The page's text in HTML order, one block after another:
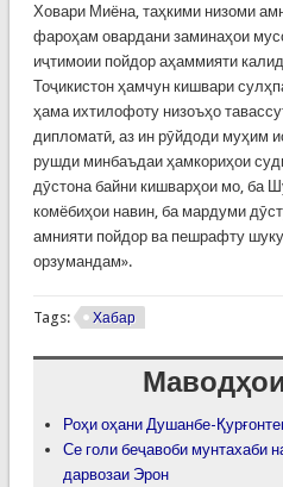
Ховари Миёна, таҳкими низоми
фароҳам овардани заминаҳои
иҷтимоии пойдор аҳаммияти
Тоҷикистон ҳамчун кишвари
ҳама ихтилофоту низоъҳо
дипломатӣ, аз ин рӯйдоди муҳим
рушди минбаъдаи ҳамкориҳои
дӯстона байни кишварҳои мо, ба
комёбиҳои навин, ба мардуми
амнияти пойдор ва пешрафту
орзумандам».
Tags: Хабар
Роҳи оҳани Душанбе-
Се голи беҷавоби мунтахаби
дарвозаи Эрон